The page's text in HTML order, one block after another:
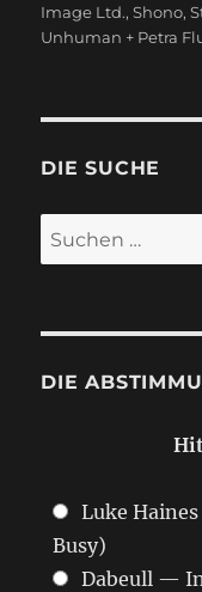
Image Ltd.,Shono,
Unhuman + Petra
DIE SUCHE
Suchen
nach:
DIE
Luke
Busy)
Dabeull —